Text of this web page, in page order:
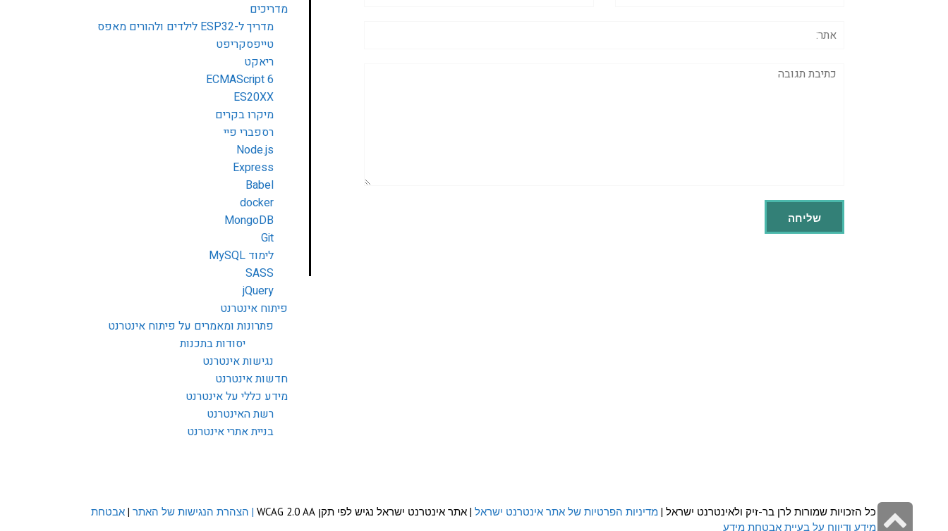
תגובה
מדריכים
מדריך ל-ESP32 לילדים ולהורים מאפס
טייפסקריפט
ריאקט
ECMAScript 6
ES20XX
מיקרו בקרים
רספברי פיי
Node.js
Express
Babel
docker
MongoDB
Git
לימוד MySQL
SASS
jQuery
פיתוח אינטרנט
פתרונות ומאמרים על פיתוח אינטרנט
יסודות בתכנות
נגישות אינטרנט
חדשות אינטרנט
מידע כללי על אינטרנט
רשת האינטרנט
בניית אתרי אינטרנט
כל הזכויות שמורות לרן בר-זיק ולאינטרנט ישראל | מדיניות הפרטיות של אתר אינטרנט ישראל | אתר אינטרנט ישראל נגיש לפי תקן WCAG 2.0 AA | הצהרת הנגישות של האתר | אבטחת
מידע ודיווח על בעיית אבטחת מידע
גלילה